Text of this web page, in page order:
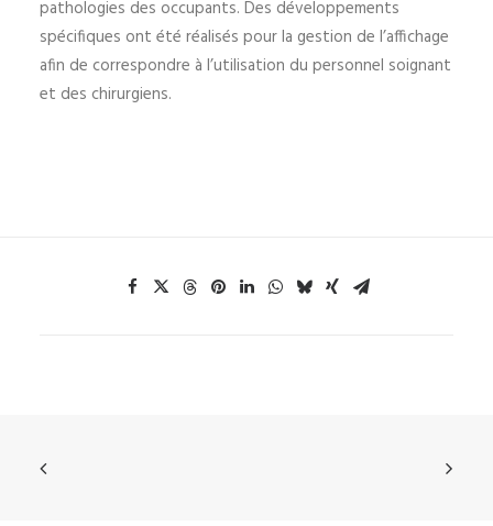
pathologies des occupants. Des développements
spécifiques ont été réalisés pour la gestion de l’affichage
afin de correspondre à l’utilisation du personnel soignant
et des chirurgiens.